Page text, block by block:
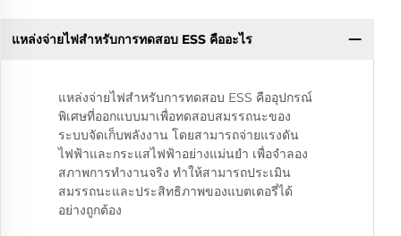
แหล่งจ่ายไฟสำหรับการทดสอบ ESS คืออะไร
แหล่งจ่ายไฟสำหรับการทดสอบ ESS คืออุปกรณ์
พิเศษที่ออกแบบมาเพื่อทดสอบสมรรถนะของ
ระบบจัดเก็บพลังงาน โดยสามารถจ่ายแรงดัน
ไฟฟ้าและกระแสไฟฟ้าอย่างแม่นยำ เพื่อจำลอง
สภาพการทำงานจริง ทำให้สามารถประเมิน
สมรรถนะและประสิทธิภาพของแบตเตอรี่ได้
อย่างถูกต้อง